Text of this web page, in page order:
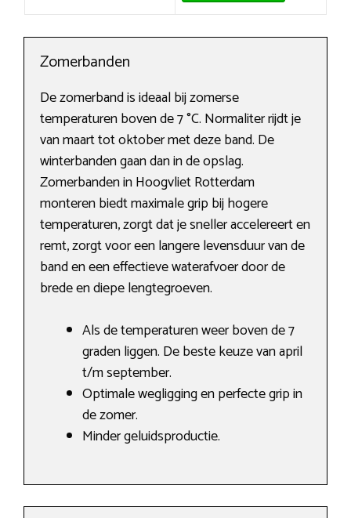
Zomerbanden
De zomerband is ideaal bij zomerse
temperaturen boven de 7 °C. Normaliter rijdt je
van maart tot oktober met deze band. De
winterbanden gaan dan in de opslag.
Zomerbanden in Hoogvliet Rotterdam
monteren biedt maximale grip bij hogere
temperaturen, zorgt dat je sneller accelereert en
remt, zorgt voor een langere levensduur van de
band en een effectieve waterafvoer door de
brede en diepe lengtegroeven.
Als de temperaturen weer boven de 7
graden liggen. De beste keuze van april
t/m september.
Optimale wegligging en perfecte grip in
de zomer.
Minder geluidsproductie.